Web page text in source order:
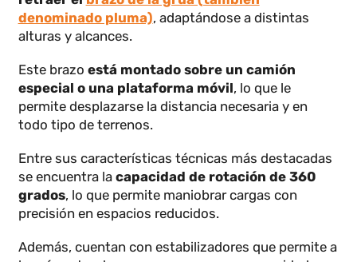
El funcionamiento de una grúa telescópica se basa
en un sistema hidráulico quepermite extender y
retraer elbrazo de la grúa (también
denominado pluma), adaptándose a distintas
alturas y alcances.
Este brazoestá montado sobre un camión
especial o una plataforma móvil, lo que le
permite desplazarse la distancia necesaria y en
todo tipo de terrenos.
Entre sus características técnicas más destacadas